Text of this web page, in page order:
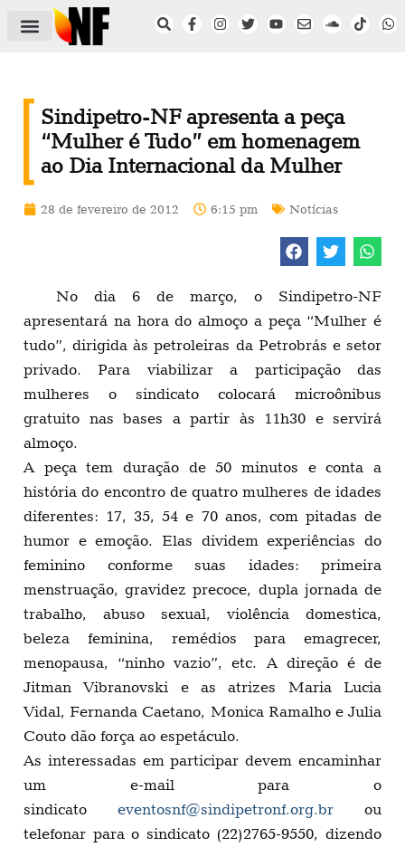
Sindipetro-NF apresenta a peça
“Mulher é Tudo” em homenagem
ao Dia Internacional da Mulher
28 de fevereiro de 2012 6:15 pm Notícias
No dia 6 de março, o Sindipetro-NF
apresentará na hora do almoço a peça “Mulher é
tudo”, dirigida às petroleiras da Petrobrás e setor
privado. Para viabilizar a participação das
mulheres o sindicato colocará microônibus
gratuito nas bases a partir às 11h30 e servirá
almoço.
A peça tem duração de 50 minutos e conta a
história do encontro de quatro mulheres de idades
diferentes: 17, 35, 54 e 70 anos, com pitadas de
humor e emoção. Elas dividem experiências do
feminino conforme suas idades: primeira
menstruação, gravidez precoce, dupla jornada de
trabalho, abuso sexual, violência domestica,
beleza feminina, remédios para emagrecer,
menopausa, “ninho vazio”, etc. A direção é de
Jitman Vibranovski e as atrizes Maria Lucia
Vidal, Fernanda Caetano, Monica Ramalho e Julia
Couto dão força ao espetáculo.
As interessadas em participar devem encaminhar
um e-mail para o
sindicato eventosnf@sindipetronf.org.br ou
telefonar para o sindicato (22)2765-9550, dizendo